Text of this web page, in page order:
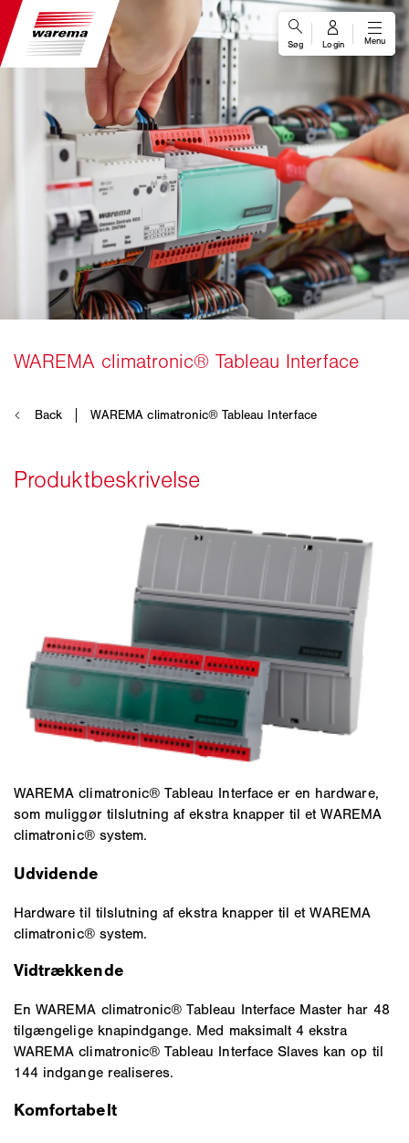
WAREMA climatronic® Tableau Interface er en hardware,
som muliggør tilslutning af ekstra knapper til et WAREMA
climatronic® system.
Udvidende
Hardware til tilslutning af ekstra knapper til et WAREMA
climatronic® system.
Vidtrækkende
En WAREMA climatronic® Tableau Interface Master har 48
tilgængelige knapindgange. Med maksimalt 4 ekstra
WAREMA climatronic® Tableau Interface Slaves kan op til
144 indgange realiseres.
Komfortabelt